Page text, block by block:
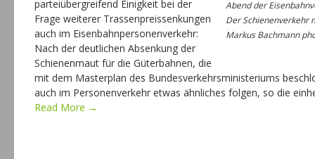
Abend der
Der Schienenverkehr
Markus Bachmann
parteiübergreifend Einigkeit bei der
Frage weiterer Trassenpreissenkungen
auch im Eisenbahnpersonenverkehr:
Nach der deutlichen Absenkung der
Schienenmaut für die Güterbahnen, die
mit dem Masterplan des Bundesverkehrsministeriums
auch im Personenverkehr etwas ähnliches folgen, so die
Read More →